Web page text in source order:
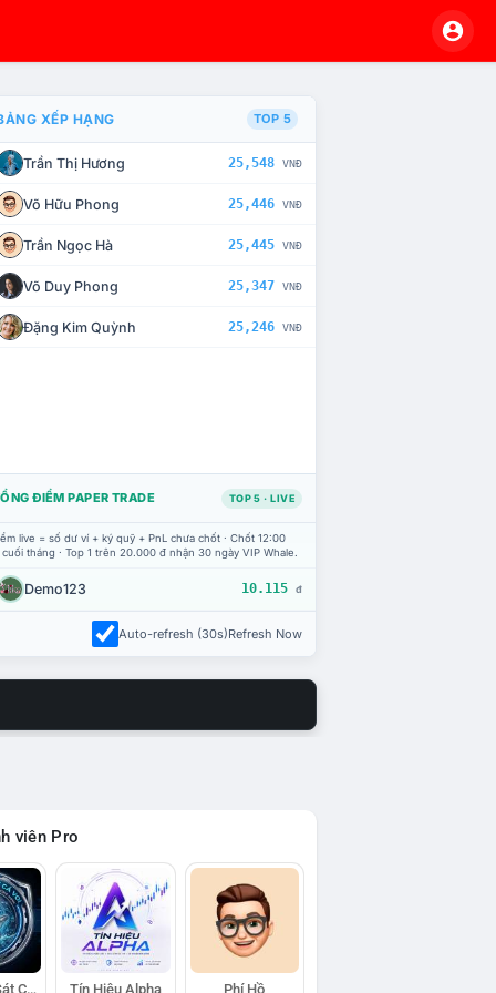
CHẾ TÀI XỬ LÝ VI PHẠM
XẾP HẠNG TOP 5
Trần Thị Hương 25,548 VNĐ
Võ Hữu Phong 25,446 VNĐ
Trần Ngọc Hà 25,445 VNĐ
Võ Duy Phong 25,347 VNĐ
Đặng Kim Quỳnh 25,246 VNĐ
ĐIỂM PAPER TRADE TOP 5 · LIVE
live = số dư ví + ký quỹ + PnL chưa chốt · Chốt 12:00
tháng · Top 1 trên 20.000 đ nhận 30 ngày VIP Whale.
Demo123 10.115 đ
Auto-refresh (30s)Refresh Now
viên Pro
Đội Trinh Sát Cá Voi Tín Hiệu Alpha Phí Hồ